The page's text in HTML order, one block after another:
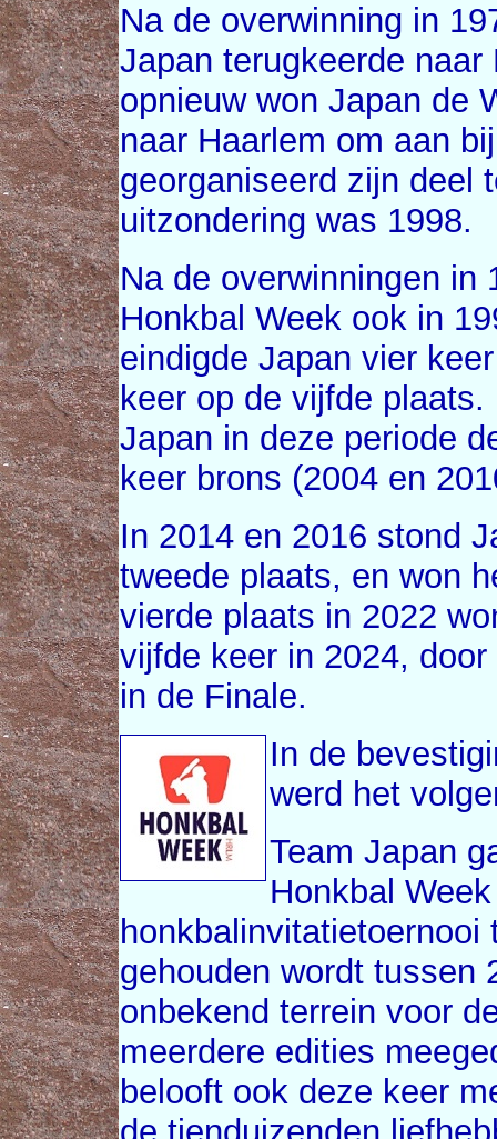
Na de overwinning in
Japan terugkeerde
opnieuw won Japan de
naar Haarlem om aan
georganiseerd zijn deel
uitzondering was 1998.
Na de overwinningen in
Honkbal Week ook in
eindigde Japan vier
keer op de vijfde
Japan in deze periode
keer brons (2004 en
In 2014 en 2016 stond
tweede plaats, en won
vierde plaats in 2022
vijfde keer in 2024,
in de Finale.
In de
werd het
Team Japan
Honkbal
gehouden wordt tussen
onbekend terrein voor
meerdere edities
belooft ook deze keer